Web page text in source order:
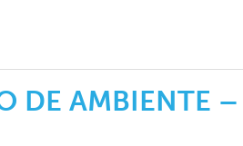
DE AMBIENTE